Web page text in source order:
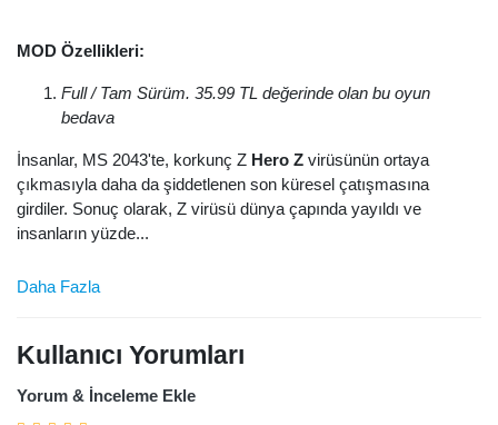
MOD Özellikleri:
Full / Tam Sürüm. 35.99 TL değerinde olan bu oyun
bedava
İnsanlar, MS 2043'te, korkunç Z Hero Z virüsünün ortaya
çıkmasıyla daha da şiddetlenen son küresel çatışmasına
girdiler. Sonuç olarak, Z virüsü dünya çapında yayıldı ve
insanların yüzde...
Daha Fazla
Kullanıcı Yorumları
Yorum & İnceleme Ekle